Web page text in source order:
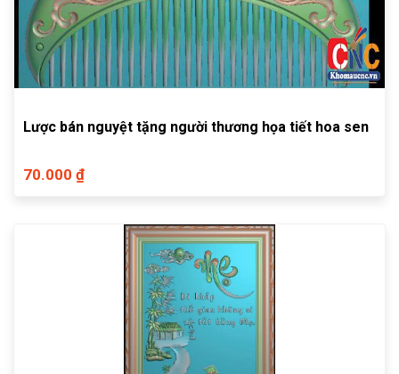
Lược bán nguyệt tặng người thương họa tiết hoa sen
70.000 ₫